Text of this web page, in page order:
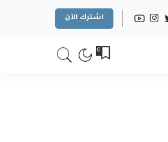
اشترك الآن
0